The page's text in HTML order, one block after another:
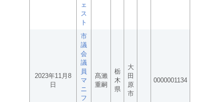
ェ
ス
ト
2023年11月8
日
市
議
会
議
員
マ
ニ
フ
髙瀨
重嗣
栃
木
県
大
田
原
市
0000001134